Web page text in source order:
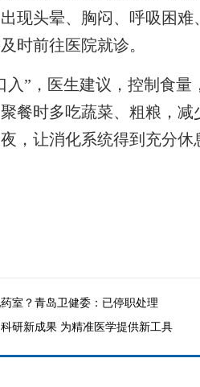
现头晕、胸闷、呼吸困
时前往医院就诊。
”，医生建议，控制食量
餐时多吃蔬菜、粗粮，
，让消化系统得到充分休
室？青岛卫健委：已停职处理
科研新成果 为精准医学提供新工具